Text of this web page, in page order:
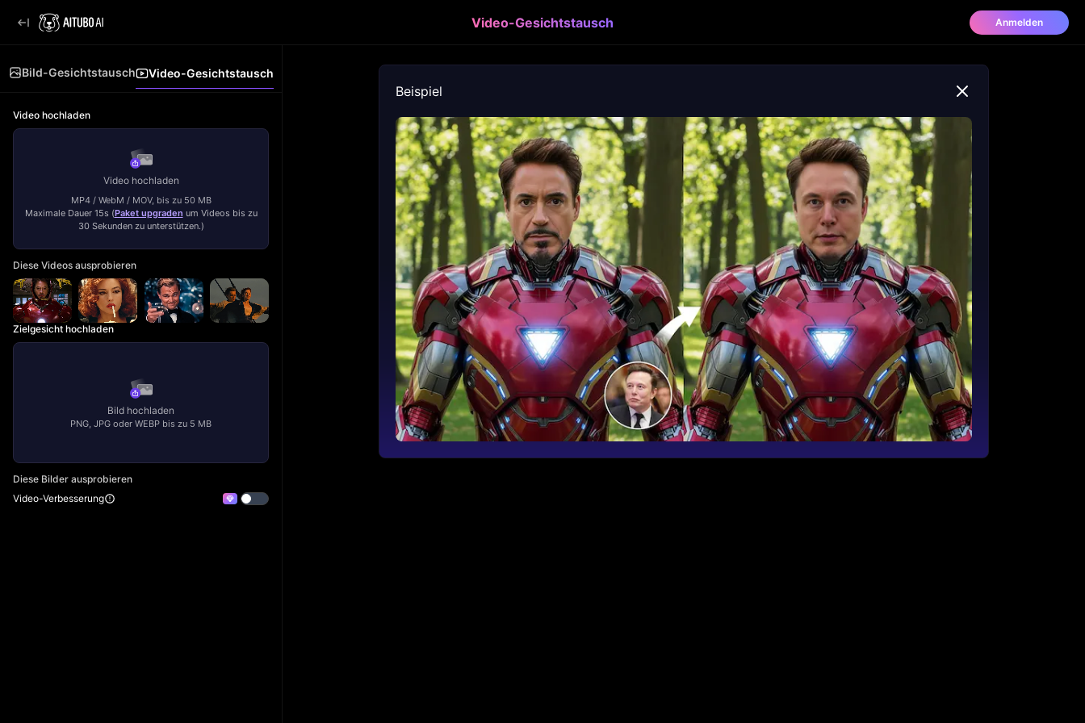
Video-Gesichtstausch Anmelden
Bild-Gesichtstausch Video-Gesichtstausch
Video hochladen
Video hochladen
MP4 / WebM / MOV, bis zu 50 MB
Maximale Dauer 15s (Paket upgraden um Videos bis zu
30 Sekunden zu unterstützen.)
Diese Videos ausprobieren
Zielgesicht hochladen
Bild hochladen
PNG, JPG oder WEBP bis zu 5 MB
Diese Bilder ausprobieren
Video-Verbesserung
Beispiel